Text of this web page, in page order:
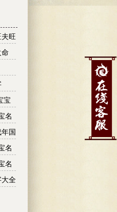
旺
宝
名
国
名
名
大全